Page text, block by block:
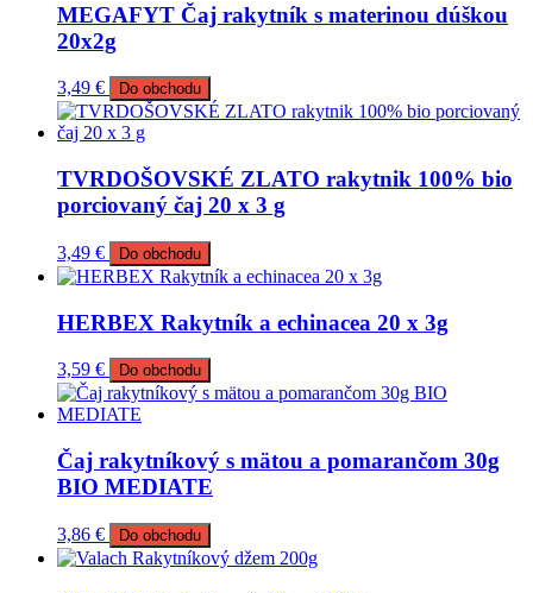
MEGAFYT Čaj rakytník s materinou dúškou
20x2g
3,49 € Do obchodu
TVRDOŠOVSKÉ ZLATO rakytnik 100% bio
porciovaný čaj 20 x 3 g
3,49 € Do obchodu
HERBEX Rakytník a echinacea 20 x 3g
3,59 € Do obchodu
Čaj rakytníkový s mätou a pomarančom 30g
BIO MEDIATE
3,86 € Do obchodu